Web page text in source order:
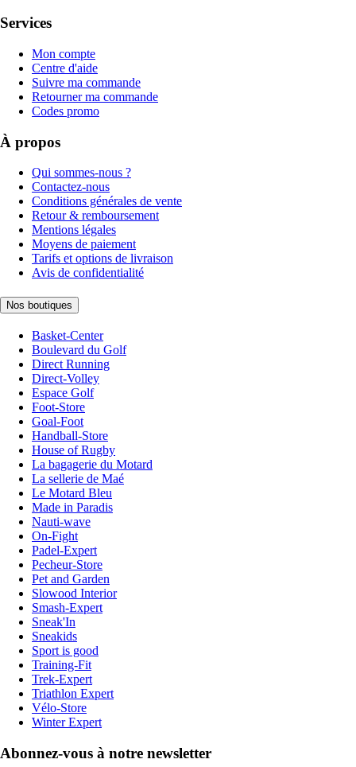
Services
Mon compte
Centre d'aide
Suivre ma commande
Retourner ma commande
Codes promo
À propos
Qui sommes-nous ?
Contactez-nous
Conditions générales de vente
Retour & remboursement
Mentions légales
Moyens de paiement
Tarifs et options de livraison
Avis de confidentialité
Nos boutiques
Basket-Center
Boulevard du Golf
Direct Running
Direct-Volley
Espace Golf
Foot-Store
Goal-Foot
Handball-Store
House of Rugby
La bagagerie du Motard
La sellerie de Maé
Le Motard Bleu
Made in Paradis
Nauti-wave
On-Fight
Padel-Expert
Pecheur-Store
Pet and Garden
Slowood Interior
Smash-Expert
Sneak'In
Sneakids
Sport is good
Training-Fit
Trek-Expert
Triathlon Expert
Vélo-Store
Winter Expert
Abonnez-vous à notre newsletter